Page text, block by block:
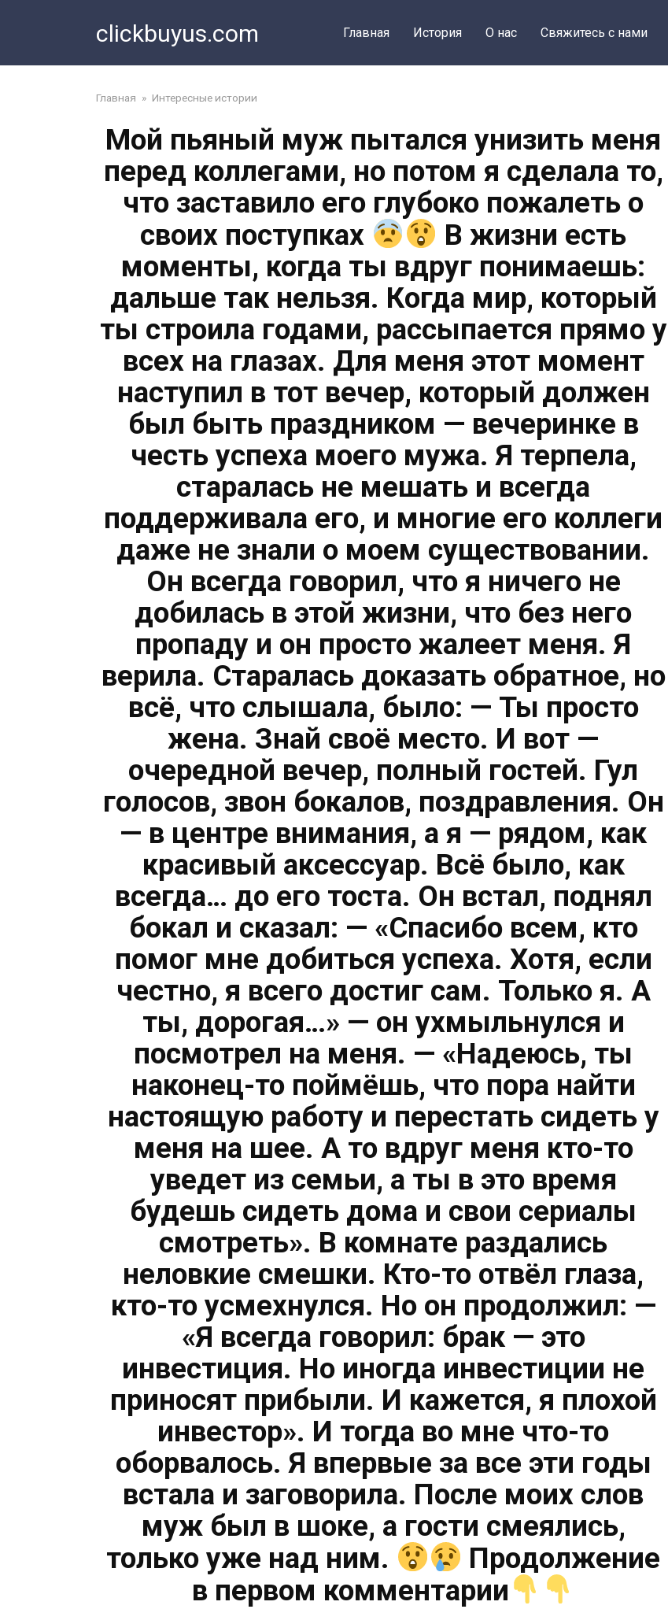
clickbuyus.com Главная История О нас Свяжитесь с нами
Главная » Интересные истории
Мой пьяный муж пытался унизить меня
перед коллегами, но потом я сделала то,
что заставило его глубоко пожалеть о
своих поступках
В жизни есть
моменты, когда ты вдруг понимаешь:
дальше так нельзя. Когда мир, который
ты строила годами, рассыпается прямо у
всех на глазах. Для меня этот момент
наступил в тот вечер, который должен
был быть праздником — вечеринке в
честь успеха моего мужа. Я терпела,
старалась не мешать и всегда
поддерживала его, и многие его коллеги
даже не знали о моем существовании.
Он всегда говорил, что я ничего не
добилась в этой жизни, что без него
пропаду и он просто жалеет меня. Я
верила. Старалась доказать обратное, но
всё, что слышала, было: — Ты просто
жена. Знай своё место. И вот —
очередной вечер, полный гостей. Гул
голосов, звон бокалов, поздравления. Он
— в центре внимания, а я — рядом, как
красивый аксессуар. Всё было, как
всегда… до его тоста. Он встал, поднял
бокал и сказал: — «Спасибо всем, кто
помог мне добиться успеха. Хотя, если
честно, я всего достиг сам. Только я. А
ты, дорогая…» — он ухмыльнулся и
посмотрел на меня. — «Надеюсь, ты
наконец-то поймёшь, что пора найти
настоящую работу и перестать сидеть у
меня на шее. А то вдруг меня кто-то
уведет из семьи, а ты в это время
будешь сидеть дома и свои сериалы
смотреть». В комнате раздались
неловкие смешки. Кто-то отвёл глаза,
кто-то усмехнулся. Но он продолжил: —
«Я всегда говорил: брак — это
инвестиция. Но иногда инвестиции не
приносят прибыли. И кажется, я плохой
инвестор». И тогда во мне что-то
оборвалось. Я впервые за все эти годы
встала и заговорила. После моих слов
муж был в шоке, а гости смеялись,
только уже над ним.
Продолжение
в первом комментарии